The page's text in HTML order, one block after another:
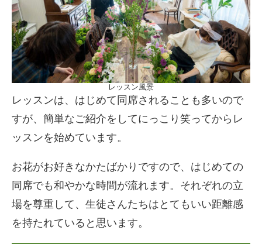
レッスン風景
レッスンは、はじめて同席されることも多いので
すが、簡単なご紹介をしてにっこり笑ってからレ
ッスンを始めています。
お花がお好きなかたばかりですので、はじめての
同席でも和やかな時間が流れます。それぞれの立
場を尊重して、生徒さんたちはとてもいい距離感
を持たれていると思います。